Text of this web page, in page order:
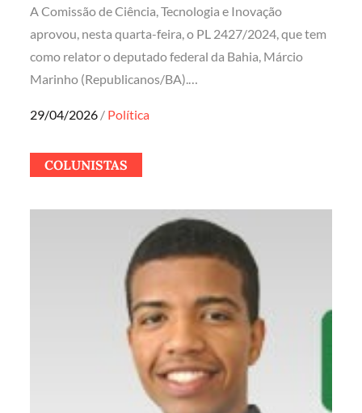
A Comissão de Ciência, Tecnologia e Inovação
aprovou, nesta quarta-feira, o PL 2427/2024, que tem
como relator o deputado federal da Bahia, Márcio
Marinho (Republicanos/BA).…
Posted
29/04/2026 Política
COLUNISTAS